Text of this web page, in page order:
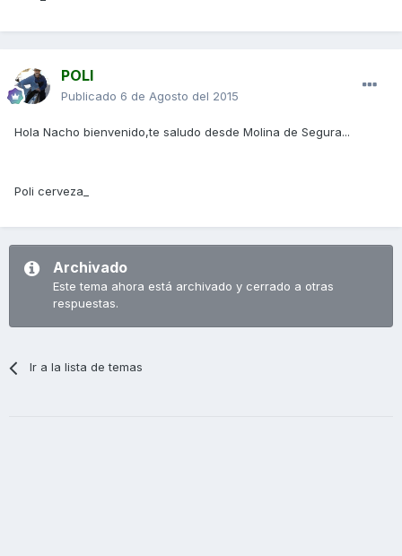
POLI
Publicado 6 de Agosto del 2015
Hola Nacho bienvenido,te saludo desde Molina de Segura...
Poli cerveza_
Archivado
Este tema ahora está archivado y cerrado a otras
respuestas.
Ir a la lista de temas